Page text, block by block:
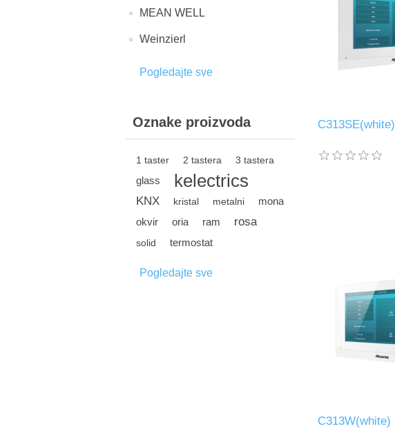
MEAN WELL
Weinzierl
Pogledajte sve
Oznake proizvoda
1 taster 2 tastera 3 tastera
glass kelectrics
KNX kristal metalni
mona
okvir
oria ram rosa
solid termostat
Pogledajte sve
C313SE(white)
C313W(white)